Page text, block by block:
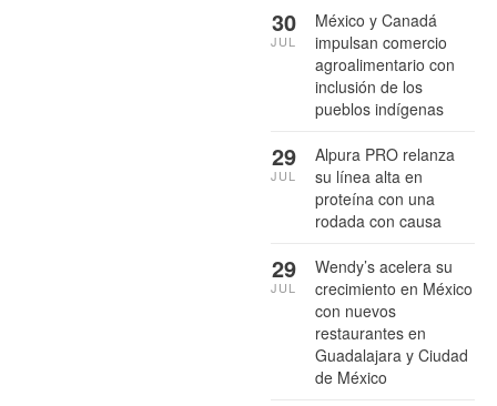
México y Canadá
impulsan comercio
agroalimentario con
inclusión de los
pueblos indígenas
30
JUL
Alpura PRO relanza
su línea alta en
proteína con una
rodada con causa
29
JUL
Wendy’s acelera su
crecimiento en México
con nuevos
restaurantes en
Guadalajara y Ciudad
de México
29
JUL